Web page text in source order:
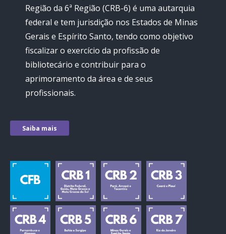
Região da 6ª Região (CRB-6) é uma autarquia
federal e tem jurisdição nos Estados de Minas
Gerais e Espírito Santo, tendo como objetivo
fiscalizar o exercício da profissão de
bibliotecário e contribuir para o
aprimoramento da área e de seus
profissionais.
Saiba mais